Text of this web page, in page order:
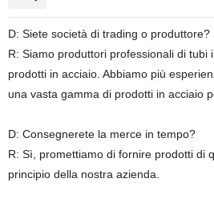
D: Siete società di trading o produttore?
R: Siamo produttori professionali di
prodotti in acciaio. Abbiamo più
una vasta gamma di prodotti in acciaio
D: Consegnerete la merce in tempo?
R: Sì, promettiamo di fornire prodotti di
principio della nostra azienda.